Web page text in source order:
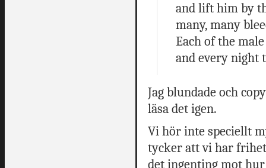
and lift him by
many, many
Each of the
and every night
Jag blundade och
läsa det igen.
Vi hör inte speciellt
tycker att vi har
det ingenting mot